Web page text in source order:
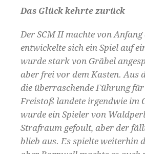
Das Glück kehrte zurück
Der SCM II machte von
entwickelte sich ein Spiel auf
wurde stark von Gräbel
aber frei vor dem Kasten. Aus
die überraschende Führung
Freistoß landete irgendwie im
wurde ein Spieler von
Strafraum gefoult, aber der
blieb aus. Es spielte weiterhin